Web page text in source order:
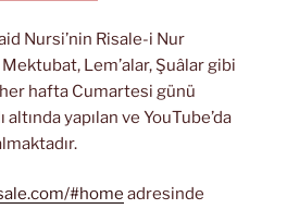
Nursi’nin Risale-i Nur
Mektubat, Lem’alar, Şuâlar gibi
hafta Cumartesi günü
yapılan ve YouTube’da
#home adresinde